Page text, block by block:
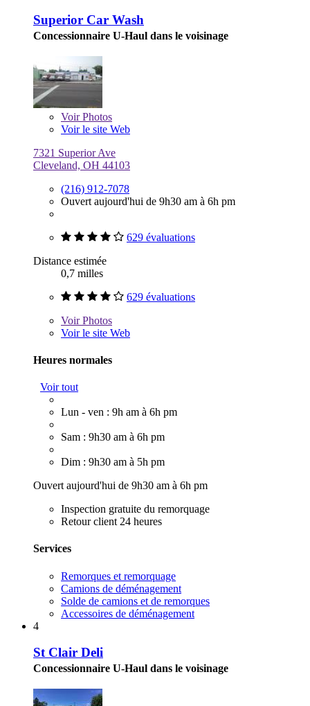
Superior Car Wash
Concessionnaire U-Haul dans le voisinage
VoirPhotos
Voir le site Web
7321 Superior Ave
Cleveland, OH 44103
(216) 912-7078
Ouvert aujourd'hui de 9h30 am à 6h pm
629 évaluations
Distance estimée
0,7 milles
629 évaluations
VoirPhotos
Voir le site Web
Heures normales
Voir tout
Lun - ven : 9h am à 6h pm
Sam : 9h30 am à 6h pm
Dim : 9h30 am à 5h pm
Ouvert aujourd'hui de 9h30 am à 6h pm
Inspection gratuite du remorquage
Retour client 24 heures
Services
Remorques et remorquage
Camions de déménagement
Solde de camions et de remorques
Accessoires de déménagement
4
St Clair Deli
Concessionnaire U-Haul dans le voisinage